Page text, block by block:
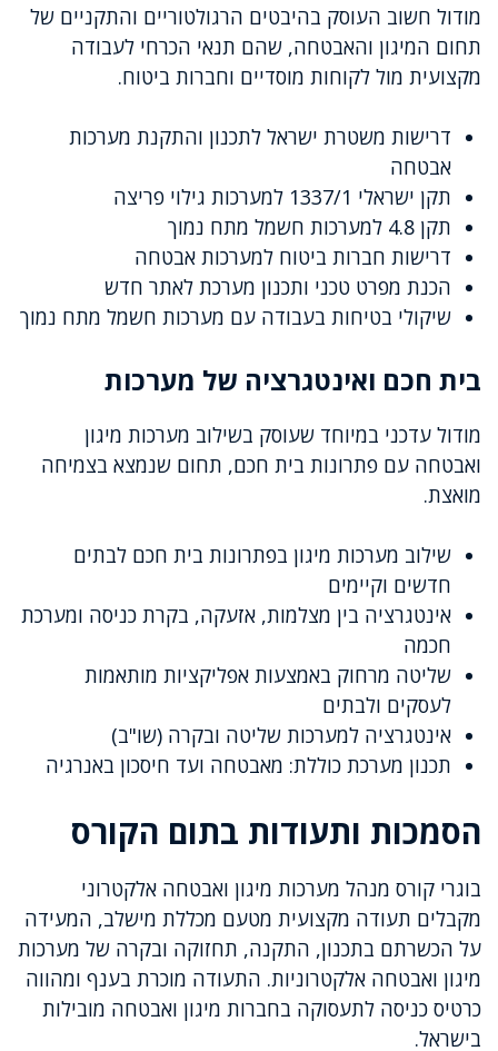
מודול חשוב העוסק בהיבטים הרגולטוריים והתקניים של
תחום המיגון והאבטחה, שהם תנאי הכרחי לעבודה
מקצועית מול לקוחות מוסדיים וחברות ביטוח.
דרישות משטרת ישראל לתכנון והתקנת מערכות
אבטחה
תקן ישראלי 1337/1 למערכות גילוי פריצה
תקן 4.8 למערכות חשמל מתח נמוך
דרישות חברות ביטוח למערכות אבטחה
הכנת מפרט טכני ותכנון מערכת לאתר חדש
שיקולי בטיחות בעבודה עם מערכות חשמל מתח נמוך
בית חכם ואינטגרציה של מערכות
מודול עדכני במיוחד שעוסק בשילוב מערכות מיגון
ואבטחה עם פתרונות בית חכם, תחום שנמצא בצמיחה
מואצת.
שילוב מערכות מיגון בפתרונות בית חכם לבתים
חדשים וקיימים
אינטגרציה בין מצלמות, אזעקה, בקרת כניסה ומערכת
חכמה
שליטה מרחוק באמצעות אפליקציות מותאמות
לעסקים ולבתים
אינטגרציה למערכות שליטה ובקרה (שו"ב)
תכנון מערכת כוללת: מאבטחה ועד חיסכון באנרגיה
הסמכות ותעודות בתום הקורס
בוגרי קורס מנהל מערכות מיגון ואבטחה אלקטרוני
מקבלים תעודה מקצועית מטעם מכללת מישלב, המעידה
על הכשרתם בתכנון, התקנה, תחזוקה ובקרה של מערכות
מיגון ואבטחה אלקטרוניות. התעודה מוכרת בענף ומהווה
כרטיס כניסה לתעסוקה בחברות מיגון ואבטחה מובילות
בישראל.